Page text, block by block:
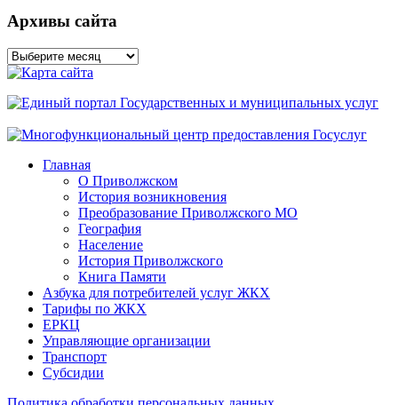
Архивы сайта
Архивы
сайта
Главная
О Приволжском
История возникновения
Преобразование Приволжского МО
География
Население
История Приволжского
Книга Памяти
Азбука для потребителей услуг ЖКХ
Тарифы по ЖКХ
ЕРКЦ
Управляющие организации
Транспорт
Субсидии